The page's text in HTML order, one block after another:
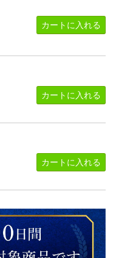
カートに入れる
カートに入れる
カートに入れる